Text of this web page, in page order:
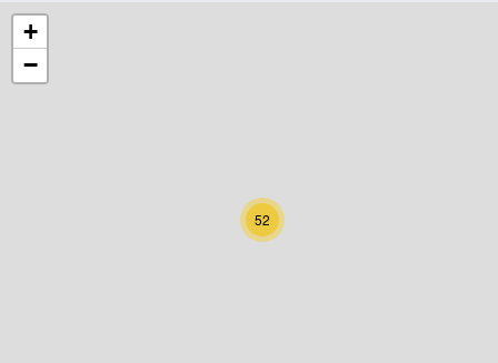
Niederösterreich
Oberösterreich
52
+
−